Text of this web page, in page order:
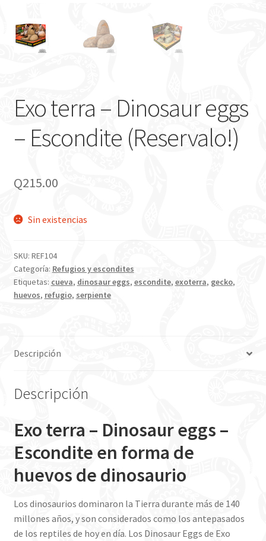
Exo terra – Dinosaur eggs
– Escondite (Reservalo!)
Q215.00
Sin existencias
SKU: REF104
Categoría: Refugios y escondites
Etiquetas: cueva, dinosaur eggs, escondite, exoterra, gecko,
huevos, refugio, serpiente
Descripción
Descripción
Exo terra – Dinosaur eggs –
Escondite en forma de
huevos de dinosaurio
Los dinosaurios dominaron la Tierra durante más de 140
millones años, y son considerados como los antepasados
de los reptiles de hoy en día. Los Dinosaur Eggs de Exo